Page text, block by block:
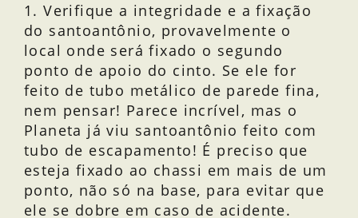
1. Verifique a integridade e a fixação
do santoantônio, provavelmente o
local onde será fixado o segundo
ponto de apoio do cinto. Se ele for
feito de tubo metálico de parede fina,
nem pensar! Parece incrível, mas o
Planeta já viu santoantônio feito com
tubo de escapamento! É preciso que
esteja fixado ao chassi em mais de um
ponto, não só na base, para evitar que
ele se dobre em caso de acidente.